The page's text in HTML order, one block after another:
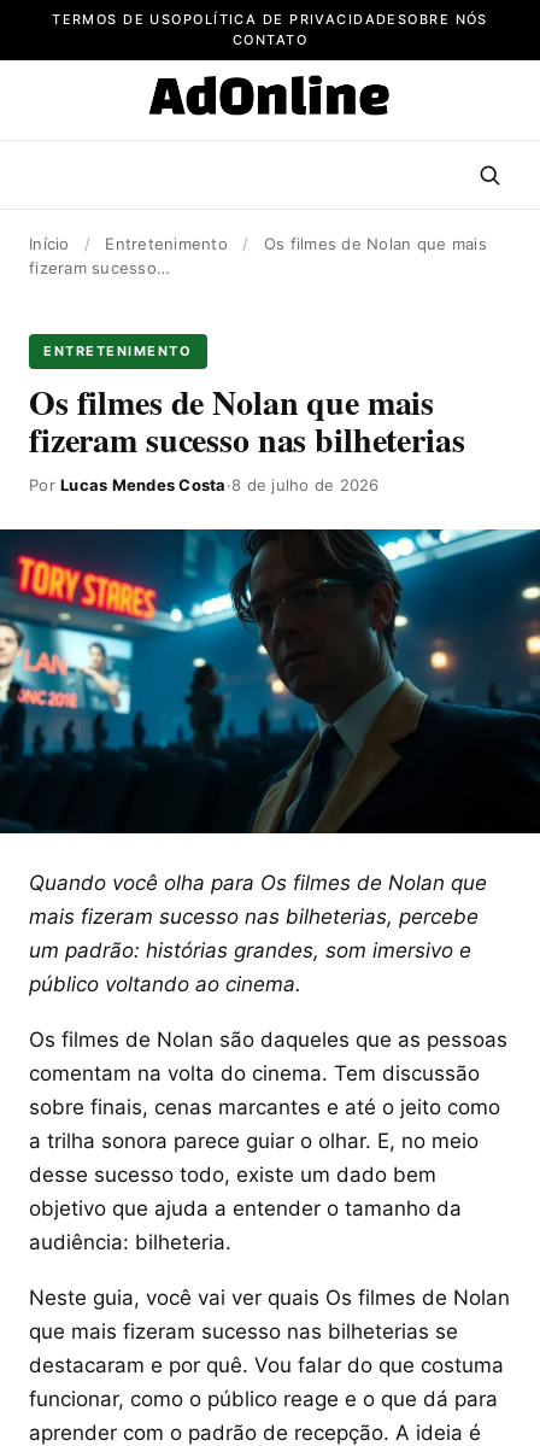
TERMOS DE USOPOLÍTICA DE PRIVACIDADE SOBRE NÓS
CONTATO
Início / Entretenimento /
Os filmes de Nolan que mais
fizeram sucesso…
ENTRETENIMENTO
Os filmes de Nolan que mais
fizeram sucesso nas bilheterias
PorLucas Mendes Costa·8 de julho de 2026
Quando você olha para Os filmes de Nolan que
mais fizeram sucesso nas bilheterias, percebe
um padrão: histórias grandes, som imersivo e
público voltando ao cinema.
Os filmes de Nolan são daqueles que as pessoas
comentam na volta do cinema. Tem discussão
sobre finais, cenas marcantes e até o jeito como
a trilha sonora parece guiar o olhar. E, no meio
desse sucesso todo, existe um dado bem
objetivo que ajuda a entender o tamanho da
audiência: bilheteria.
Neste guia, você vai ver quais Os filmes de Nolan
que mais fizeram sucesso nas bilheterias se
destacaram e por quê. Vou falar do que costuma
funcionar, como o público reage e o que dá para
aprender com o padrão de recepção. A ideia é